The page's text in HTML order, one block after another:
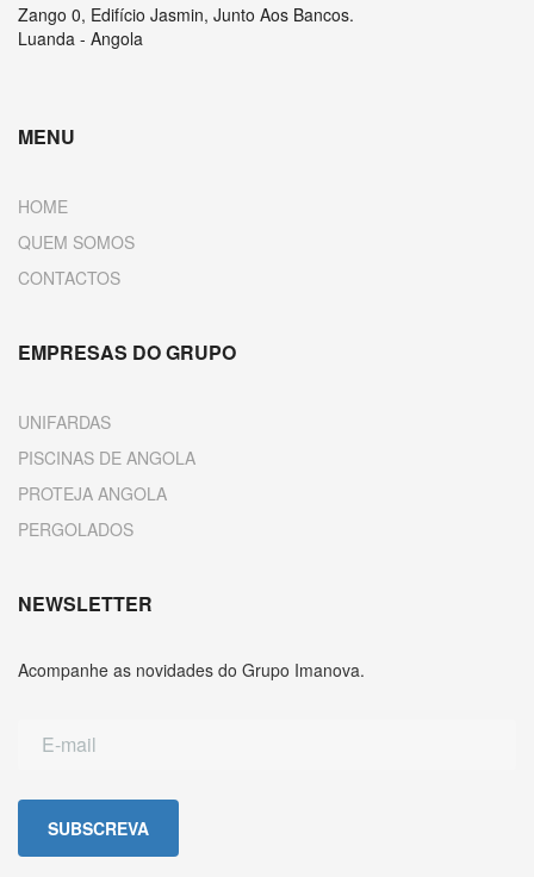
Zango 0, Edifício Jasmin, Junto Aos Bancos.
Luanda - Angola
MENU
HOME
QUEM SOMOS
CONTACTOS
EMPRESAS DO GRUPO
UNIFARDAS
PISCINAS DE ANGOLA
PROTEJA ANGOLA
PERGOLADOS
NEWSLETTER
Acompanhe as novidades do Grupo Imanova.